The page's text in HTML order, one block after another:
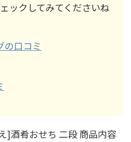
ックしてみてくださいね
の口コミ
]酒肴おせち 二段 商品内容